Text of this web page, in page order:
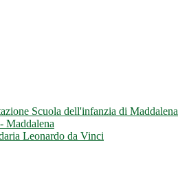
Scuola dell'infanzia di Maddalena
Maddalena
Leonardo da Vinci